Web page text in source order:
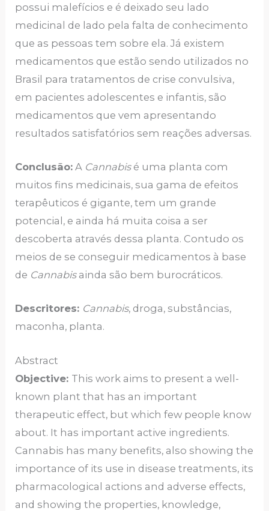
possui malefícios e é deixado seu lado
medicinal de lado pela falta de conhecimento
que as pessoas tem sobre ela. Já existem
medicamentos que estão sendo utilizados no
Brasil para tratamentos de crise convulsiva,
em pacientes adolescentes e infantis, são
medicamentos que vem apresentando
resultados satisfatórios sem reações adversas.
Conclusão: A Cannabis é uma planta com
muitos fins medicinais, sua gama de efeitos
terapêuticos é gigante, tem um grande
potencial, e ainda há muita coisa a ser
descoberta através dessa planta. Contudo os
meios de se conseguir medicamentos à base
de Cannabis ainda são bem burocráticos.
Descritores: Cannabis, droga, substâncias,
maconha, planta.
Abstract
Objective: This work aims to present a well-
known plant that has an important
therapeutic effect, but which few people know
about. It has important active ingredients.
Cannabis has many benefits, also showing the
importance of its use in disease treatments, its
pharmacological actions and adverse effects,
and showing the properties, knowledge,